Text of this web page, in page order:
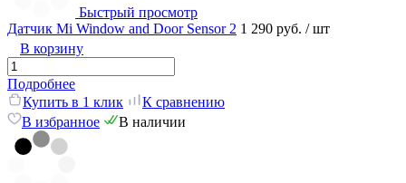
Быстрый просмотр
Датчик Mi Window and Door Sensor 2 1 290 руб. / шт
В корзину
Подробнее
Купить в 1 клик
К сравнению
В избранное
В наличии